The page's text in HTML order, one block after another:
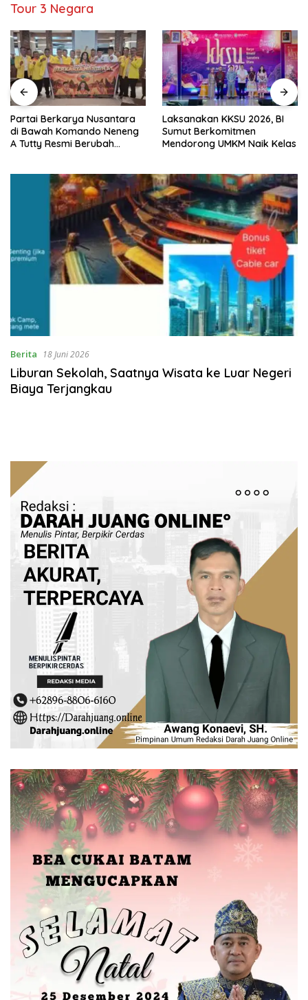
Tour 3 Negara
Partai Berkarya Nusantara
di Bawah Komando Neneng
A Tutty Resmi Berubah
Laksanakan KKSU 2026, BI
Sumut Berkomitmen
Mendorong UMKM Naik Kelas
Berita 18 Juni 2026
Liburan Sekolah, Saatnya Wisata ke Luar Negeri
Biaya Terjangkau